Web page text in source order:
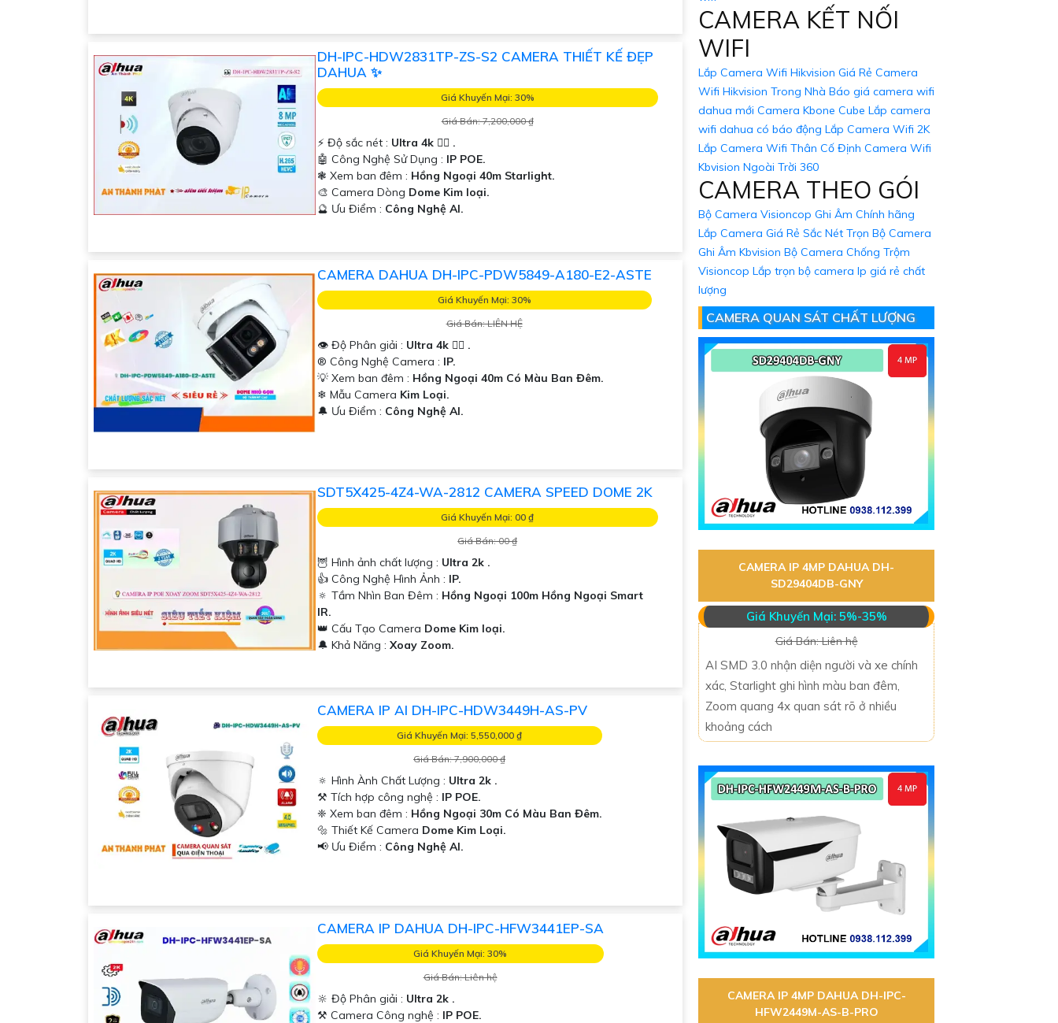
DH-IPC-HDW2831TP-ZS-S2 CAMERA THIẾT KẾ ĐẸP
DAHUA ✨
Giá Khuyến Mại: 30%
Giá Bán: 7,200,000 ₫
️⚡ Độ sắc nét : Ultra 4k 👍🏾 .
🤖️ Công Nghệ Sử Dụng : IP POE.
❃ Xem ban đêm : Hồng Ngoại 40m Starlight.
🎨 Camera Dòng Dome Kim loại.
️🔮 Ưu Điểm : Công Nghệ AI.
CAMERA DAHUA DH-IPC-PDW5849-A180-E2-ASTE
Giá Khuyến Mại: 30%
Giá Bán: LIÊN HỆ
👁 Độ Phân giải : Ultra 4k 👍🏾 .
®️ Công Nghệ Camera : IP.
💡 Xem ban đêm : Hồng Ngoại 40m Có Màu Ban Đêm.
❄ Mẫu Camera Kim Loại.
️🔔 Ưu Điểm : Công Nghệ AI.
SDT5X425-4Z4-WA-2812 CAMERA SPEED DOME 2K
Giá Khuyến Mại: 00 ₫
Giá Bán: 00 ₫
🦉 Hình ảnh chất lượng : Ultra 2k .
👍 Công Nghệ Hình Ảnh : IP.
🔅 Tầm Nhìn Ban Đêm : Hồng Ngoại 100m Hồng Ngoại Smart
IR.
👑 Cấu Tạo Camera Dome Kim loại.
️🔔 Khả Năng : Xoay Zoom.
CAMERA IP AI DH-IPC-HDW3449H-AS-PV
Giá Khuyến Mại: 5,550,000 ₫
Giá Bán: 7,900,000 ₫
🔅 Hình Ành Chất Lượng : Ultra 2k .
⚒ Tích hợp công nghệ : IP POE.
❈ Xem ban đêm : Hồng Ngoại 30m Có Màu Ban Đêm.
🔩 Thiết Kế Camera Dome Kim Loại.
️📢 Ưu Điểm : Công Nghệ AI.
CAMERA IP DAHUA DH-IPC-HFW3441EP-SA
Giá Khuyến Mại: 30%
Giá Bán: Liên hệ
🔆 Độ Phân giải : Ultra 2k .
⚒ Camera Công nghệ : IP POE.
CAMERA KẾT NỐI
WIFI
Lắp Camera Wifi Hikvision Giá Rẻ Camera
Wifi Hikvision Trong Nhà Báo giá camera wifi
dahua mới Camera Kbone Cube Lắp camera
wifi dahua có báo động Lắp Camera Wifi 2K
Lắp Camera Wifi Thân Cố Định Camera Wifi
Kbvision Ngoài Trời 360
CAMERA THEO GÓI
Bộ Camera Visioncop Ghi Âm Chính hãng
Lắp Camera Giá Rẻ Sắc Nét Trọn Bộ Camera
Ghi Âm Kbvision Bộ Camera Chống Trộm
Visioncop Lắp trọn bộ camera Ip giá rẻ chất
lượng
CAMERA QUAN SÁT CHẤT LƯỢNG
CAMERA IP 4MP DAHUA DH-
SD29404DB-GNY
Giá Khuyến Mại: 5%-35%
Giá Bán: Liên hệ
AI SMD 3.0 nhận diện người và xe chính
xác, Starlight ghi hình màu ban đêm,
Zoom quang 4x quan sát rõ ở nhiều
khoảng cách
CAMERA IP 4MP DAHUA DH-IPC-
HFW2449M-AS-B-PRO